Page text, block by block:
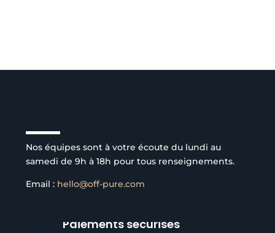
Nos équipes sont à votre écoute du lundi au
samedi de 9h à 18h pour tous renseignements.
Email : hello@off-pure.com
Paiements sécurisés